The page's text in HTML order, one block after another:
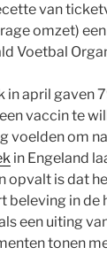
van
omzet)
Voetbal
in april gaven
vaccin te
voelden om
in Engeland
opvalt is dat
beleving in de
een uiting
tonen